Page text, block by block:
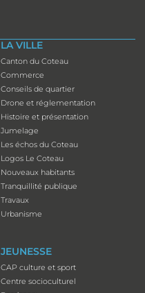
LA VILLE
Canton du Coteau
Commerce
Conseils de quartier
Drone et réglementation
Histoire et présentation
Jumelage
Les échos du Coteau
Logos Le Coteau
Nouveaux habitants
Tranquillité publique
Travaux
Urbanisme
JEUNESSE
CAP culture et sport
Centre socioculturel